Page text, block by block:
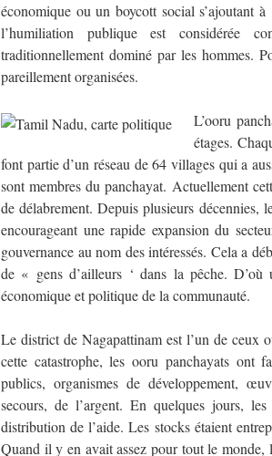
économique ou un boycott social s’ajoutant
l’humiliation publique est considérée
traditionnellement dominé par les hommes.
pareillement organisées.
L’ooru
étages.
font partie d’un réseau de 64 villages qui a
sont membres dupanchayat. Actuellement
de délabrement. Depuis plusieurs
encourageant une rapide expansion du
gouvernance au nom des intéressés. Cela a
de « gens d’ailleurs ‘ dans la pêche.
économique et politique de la communauté.
Le district de Nagapattinam est l’un de ceux
cette catastrophe, lesooru panchayatsont
publics, organismes de développement,
secours, de l’argent. En quelques jours, les
distribution de l’aide. Les stocks étaient
Quand il y en avait assez pour tout le